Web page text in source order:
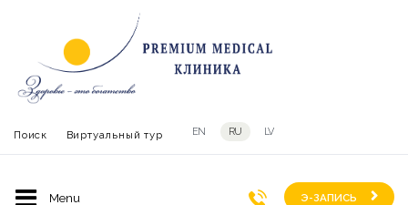
Поиск Виртуальный тур EN RU LV
Э-ЗАПИСЬ